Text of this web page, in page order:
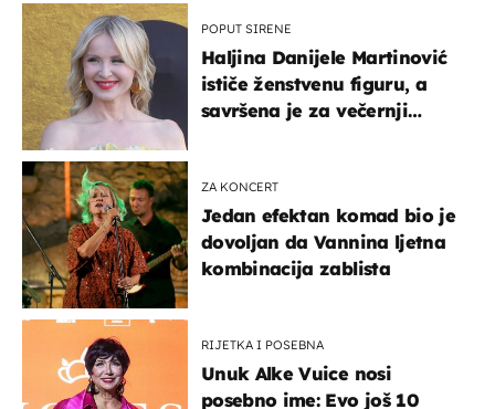
POPUT SIRENE
Haljina Danijele Martinović
ističe ženstvenu figuru, a
savršena je za večernji
ZA KONCERT
Jedan efektan komad bio je
dovoljan da Vannina ljetna
kombinacija zablista
RIJETKA I POSEBNA
Unuk Alke Vuice nosi
posebno ime: Evo još 10